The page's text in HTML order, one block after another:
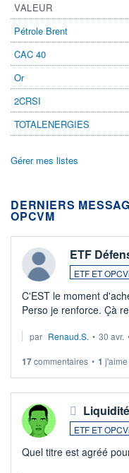
VALEUR
Pétrole Brent
CAC 40
Or
2CRSI
TOTALENERGIES
Gérer mes listes
DERNIERS
OPCVM
ETF
ETF ET
C'EST le moment
Perso je renforce. Çà
Investissement long
par Renaud.S. • 30 avr.
17commentaires • 1 j'aime
ETF ET
Quel titre est agréé